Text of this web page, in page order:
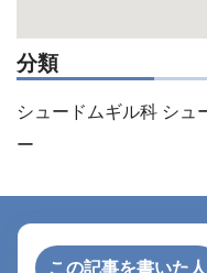
分類
シュードムギル科 シュ
ー
この記事を書いた人